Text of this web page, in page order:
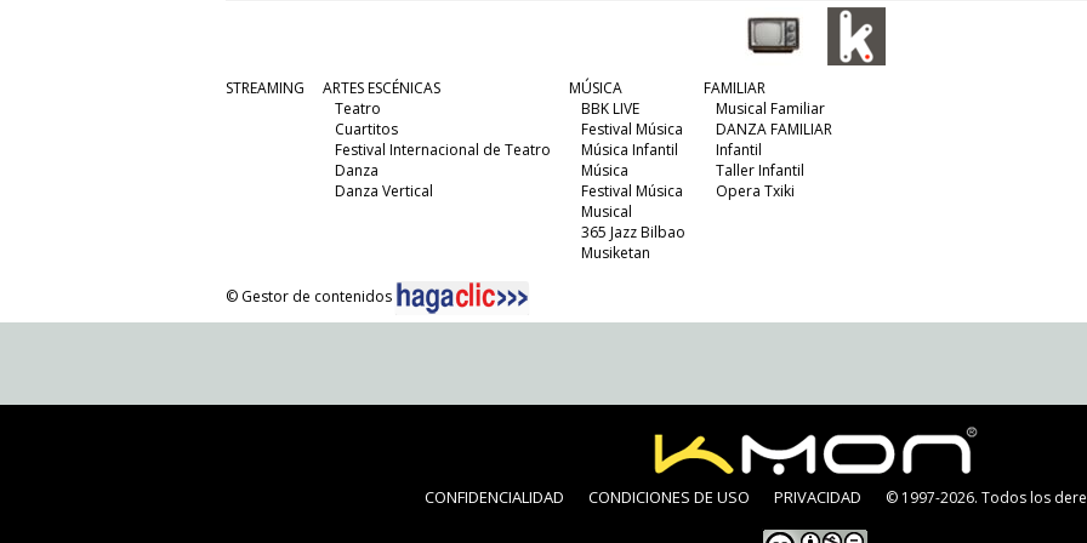
STREAMING
ARTES ESCÉNICAS
Teatro
Cuartitos
Festival Internacional de Teatro
Danza
Danza Vertical
MÚSICA
BBK LIVE
Festival Música
Música Infantil
Música
Festival Música
Musical
365 Jazz Bilbao
Musiketan
FAMILIAR
Musical Familiar
DANZA FAMILIAR
Infantil
Taller Infantil
Opera Txiki
© Gestor de contenidos
CONFIDENCIALIDAD CONDICIONES DE USO PRIVACIDAD © 1997-2026. Todos los